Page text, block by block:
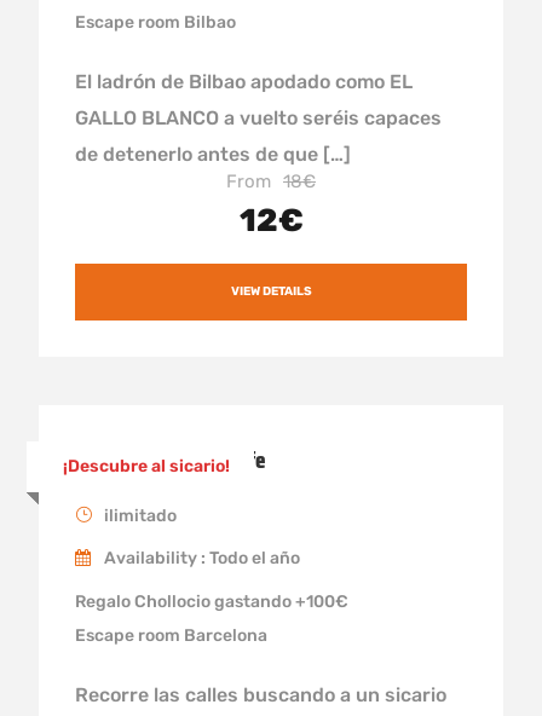
Escape room Bilbao
El ladrón de Bilbao apodado como EL
GALLO BLANCO a vuelto seréis capaces
de detenerlo antes de que […]
From 18€
12€
VIEW DETAILS
¡Descubre al sicario!
Un sicario en Tenerife
ilimitado
Availability : Todo el año
Regalo Chollocio gastando +100€
Escape room Barcelona
Recorre las calles buscando a un sicario